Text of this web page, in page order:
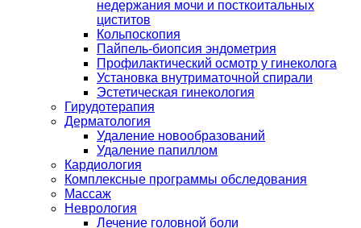
недержания мочи и посткоитальных
циститов
Кольпоскопия
Пайпель-биопсия эндометрия
Профилактический осмотр у гинеколога
Установка внутриматочной спирали
Эстетическая гинекология
Гирудотерапия
Дерматология
Удаление новообразований
Удаление папиллом
Кардиология
Комплексные программы обследования
Массаж
Неврология
Лечение головной боли